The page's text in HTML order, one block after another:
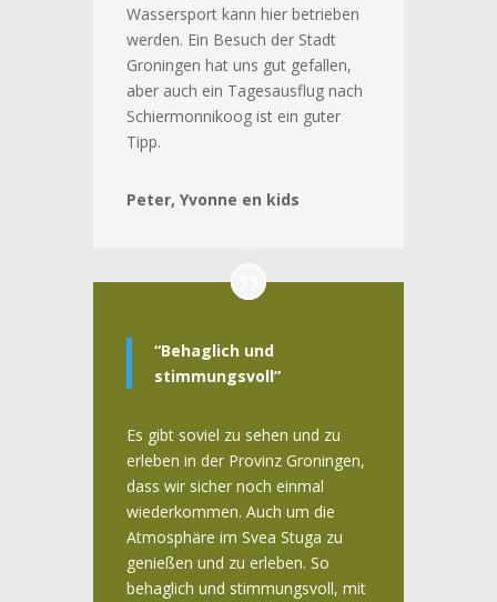
Wassersport kann hier betrieben
werden. Ein Besuch der Stadt
Groningen hat uns gut gefallen,
aber auch ein Tagesausflug nach
Schiermonnikoog ist ein guter
Tipp.
Peter, Yvonne en kids
“Behaglich und
stimmungsvoll”
Es gibt soviel zu sehen und zu
erleben in der Provinz Groningen,
dass wir sicher noch einmal
wiederkommen. Auch um die
Atmosphäre im Svea Stuga zu
genießen und zu erleben. So
behaglich und stimmungsvoll, mit